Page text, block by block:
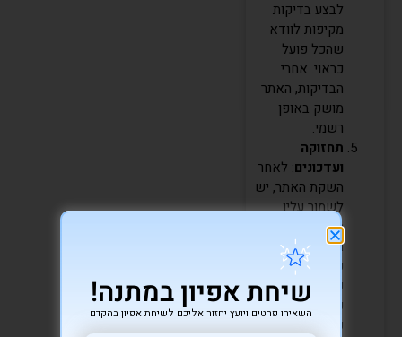
לבצע בדיקות
מקיפות לוודא
שהכל פועל
כראוי. אחרי
הבדיקות, האתר
מושק באופן
רשמי.
תחזוקה
ועדכונים: לאחר
השקת האתר, יש
לשמור עליו
מעודכן ולבצע
תחזוקה שוטפת
כדי להבטיח
שהכל עובד
כראוי ומוגן מפני
פריצות.
שיחת אפיון במתנה!
השאירו פרטים ויועץ יחזור אליכם לשיחת אפיון בהקדם